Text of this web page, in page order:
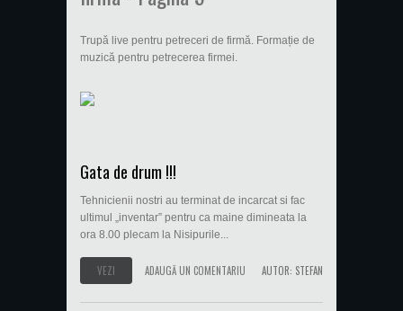
Trupă live pentru petreceri de firmă. Formație de
muzică pentru petrecerea firmei.
Gata de drum !!!
Tehnicienii nostri au terminat de incarcat si fac
ultimul „inventar” pentru ca maine dimineata la
ora 8.00 plecam la Nisipurile...
VEZI ADAUGĂ UN COMENTARIU AUTOR: STEFAN